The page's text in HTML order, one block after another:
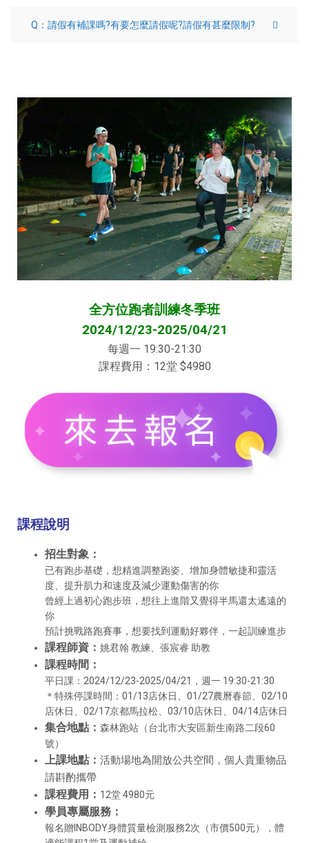
Q：請假有補課嗎?有要怎麼請假呢?請假有甚麼限制?
全方位跑者訓練冬季班
2024/12/23-2025/04/21
每週一 19:30-21:30
課程費用：12堂 $4980
課程說明
招生對象：
已有跑步基礎，想精進調整跑姿、增加身體敏捷和靈活
度、提升肌力和速度及減少運動傷害的你
曾經上過初心跑步班，想往上進階又覺得半馬還太遙遠的
你
預計挑戰路跑賽事，想要找到運動好夥伴，一起訓練進步
課程師資： 姚君翰 教練、張宸睿 助教
課程時間：
平日課：2024/12/23-2025/04/21，週一 19:30-21:30
＊特殊停課時間：01/13店休日、01/27農曆春節、02/10
店休日、02/17京都馬拉松、03/10店休日、04/14店休日
集合地點： 森林跑站（台北市大安區新生南路二段60
號）
上課地點： 活動場地為開放公共空間，個人貴重物品
請斟酌攜帶
課程費用： 12堂 4980元
學員專屬服務：
報名贈INBODY身體質量檢測服務2次（市價500元），體